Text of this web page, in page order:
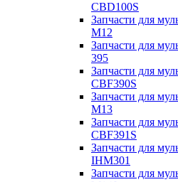
CBD100S
Запчасти для
M12
Запчасти для
395
Запчасти для
CBF390S
Запчасти для
M13
Запчасти для
CBF391S
Запчасти для
IHM301
Запчасти для